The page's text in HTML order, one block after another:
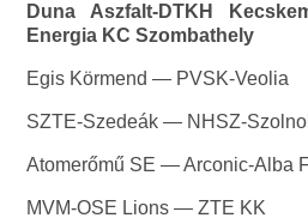
Duna Aszfalt-DTKH
Energia KC Szombathely
Egis Körmend — PVSK-Veolia
SZTE-Szedeák — NHSZ-
Atomerőmű SE — Arconic-Alba
MVM-OSE Lions — ZTE KK